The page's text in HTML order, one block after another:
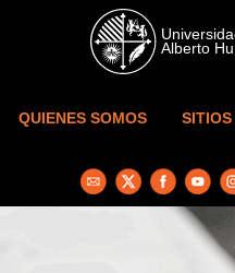
Skip to main content
QUIENES SOMOS SITIOS